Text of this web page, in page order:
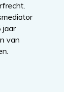
jaar
van